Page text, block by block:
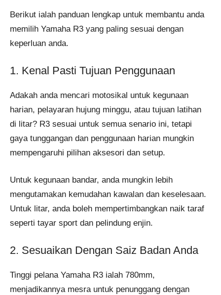
Berikut ialah panduan lengkap untuk membantu anda
memilih Yamaha R3 yang paling sesuai dengan
keperluan anda.
1. Kenal Pasti Tujuan Penggunaan
Adakah anda mencari motosikal untuk kegunaan
harian, pelayaran hujung minggu, atau tujuan latihan
di litar? R3 sesuai untuk semua senario ini, tetapi
gaya tunggangan dan penggunaan harian mungkin
mempengaruhi pilihan aksesori dan setup.
Untuk kegunaan bandar, anda mungkin lebih
mengutamakan kemudahan kawalan dan keselesaan.
Untuk litar, anda boleh mempertimbangkan naik taraf
seperti tayar sport dan pelindung enjin.
2. Sesuaikan Dengan Saiz Badan Anda
Tinggi pelana Yamaha R3 ialah 780mm,
menjadikannya mesra untuk penunggang dengan